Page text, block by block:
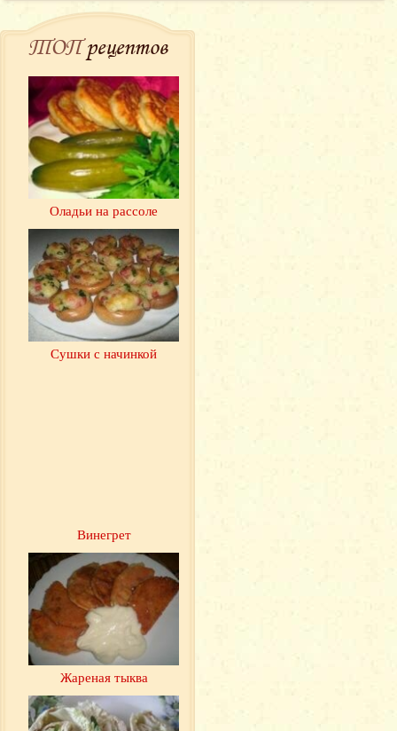
ТОПрецептов
Оладьи на рассоле
Сушки с начинкой
Винегрет
Жареная тыква